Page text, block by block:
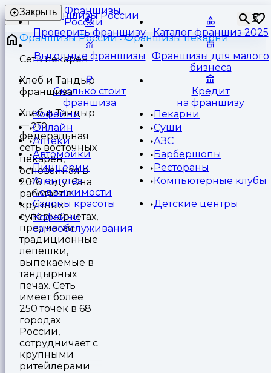
Франшизы
России
⏳
Закрыть
Проверить франшизу Каталог франшиз 2025
Выгодные франшизы
Франшизы для малого
бизнеса
Сколько стоит
франшиза
Кредит
на франшизу
Кофейни
Пекарни
Онлайн
Суши
Аптеки
АЗС
Автомойки
Барбершопы
Пиццерии
Рестораны
Агентства
недвижимости
Компьютерные клубы
Салоны красоты
Детские центры
Кофейни
самообслуживания
Франшизы России
Франшизы пекарни
Сеть пекарен
Хлеб и Тандыр
франшиза
Хлеб и Тандыр
— это
федеральная
сеть восточных
пекарен,
основанная в
2016 году. Она
работает в
крупных
супермаркетах,
предлагая
традиционные
лепешки,
выпекаемые в
тандырных
печах. Сеть
имеет более
250 точек в 68
городах
России,
сотрудничает с
крупными
ритейлерами